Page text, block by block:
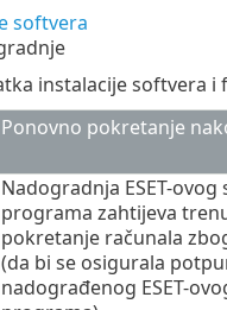
softvera
instalacije softvera
Ponovno pokretanje
Nadogradnja ESET-
programa zahtijeva
pokretanje računala
(da bi se osigurala
nadograđenog ESET-